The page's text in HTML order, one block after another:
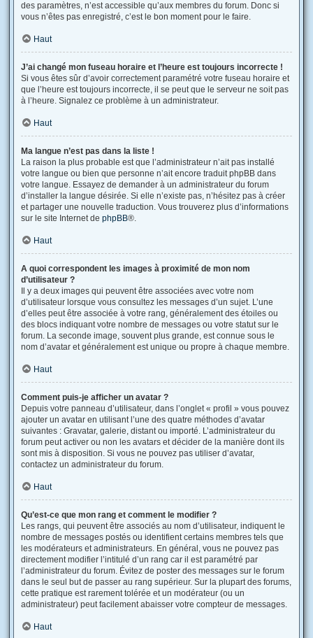
des paramètres, n’est accessible qu’aux membres du forum. Donc si
vous n’êtes pas enregistré, c’est le bon moment pour le faire.
Haut
J’ai changé mon fuseau horaire et l’heure est toujours incorrecte !
Si vous êtes sûr d’avoir correctement paramétré votre fuseau horaire et
que l’heure est toujours incorrecte, il se peut que le serveur ne soit pas
à l’heure. Signalez ce problème à un administrateur.
Haut
Ma langue n’est pas dans la liste !
La raison la plus probable est que l’administrateur n’ait pas installé
votre langue ou bien que personne n’ait encore traduit phpBB dans
votre langue. Essayez de demander à un administrateur du forum
d’installer la langue désirée. Si elle n’existe pas, n’hésitez pas à créer
et partager une nouvelle traduction. Vous trouverez plus d’informations
sur le site Internet de phpBB®.
Haut
A quoi correspondent les images à proximité de mon nom
d’utilisateur ?
Il y a deux images qui peuvent être associées avec votre nom
d’utilisateur lorsque vous consultez les messages d’un sujet. L’une
d’elles peut être associée à votre rang, généralement des étoiles ou
des blocs indiquant votre nombre de messages ou votre statut sur le
forum. La seconde image, souvent plus grande, est connue sous le
nom d’avatar et généralement est unique ou propre à chaque membre.
Haut
Comment puis-je afficher un avatar ?
Depuis votre panneau d’utilisateur, dans l’onglet « profil » vous pouvez
ajouter un avatar en utilisant l’une des quatre méthodes d’avatar
suivantes : Gravatar, galerie, distant ou importé. L’administrateur du
forum peut activer ou non les avatars et décider de la manière dont ils
sont mis à disposition. Si vous ne pouvez pas utiliser d’avatar,
contactez un administrateur du forum.
Haut
Qu’est-ce que mon rang et comment le modifier ?
Les rangs, qui peuvent être associés au nom d’utilisateur, indiquent le
nombre de messages postés ou identifient certains membres tels que
les modérateurs et administrateurs. En général, vous ne pouvez pas
directement modifier l’intitulé d’un rang car il est paramétré par
l’administrateur du forum. Évitez de poster des messages sur le forum
dans le seul but de passer au rang supérieur. Sur la plupart des forums,
cette pratique est rarement tolérée et un modérateur (ou un
administrateur) peut facilement abaisser votre compteur de messages.
Haut